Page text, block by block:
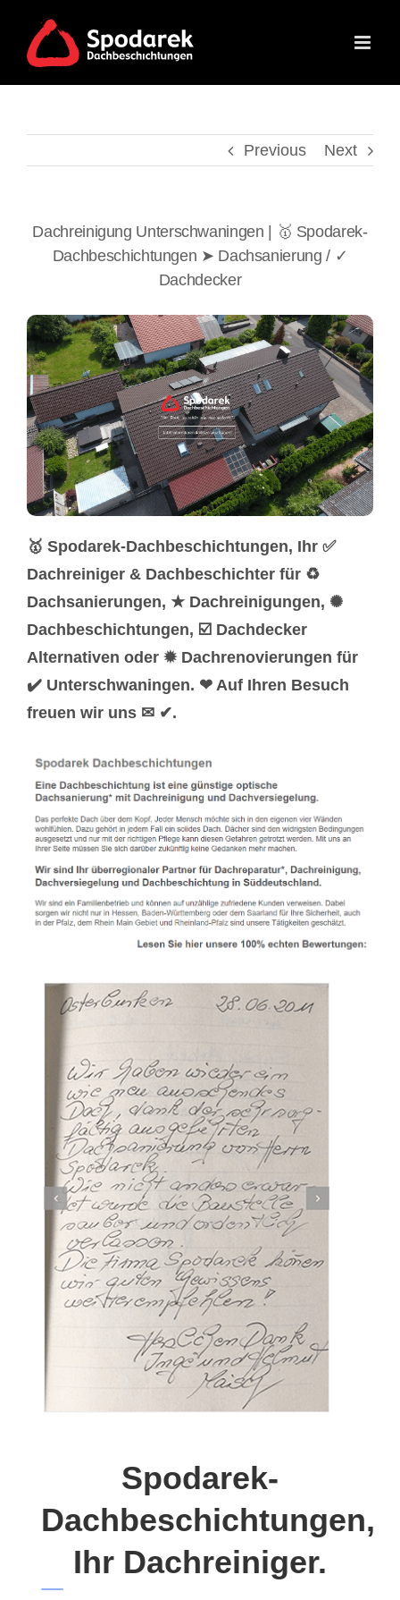
content
Previous Next
Dachreinigung Unterschwaningen | 🥇 Spodarek-
Dachbeschichtungen ➤ Dachsanierung / ✓
Dachdecker
🥇 Spodarek-Dachbeschichtungen, Ihr ✅
Dachreiniger & Dachbeschichter für ♻
Dachsanierungen, ★ Dachreinigungen, ✺
Dachbeschichtungen, ☑️ Dachdecker
Alternativen oder ✹ Dachrenovierungen für
✔️ Unterschwaningen. ❤ Auf Ihren Besuch
freuen wir uns ✉ ✔.
Spodarek-
Dachbeschichtungen,
Ihr Dachreiniger.